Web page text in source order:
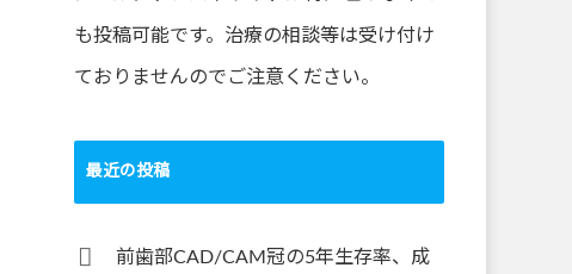
も投稿可能です。治療の相談等は受け付け
ておりませんのでご注意ください。
最近の投稿
前歯部CAD/CAM冠の5年生存率、成